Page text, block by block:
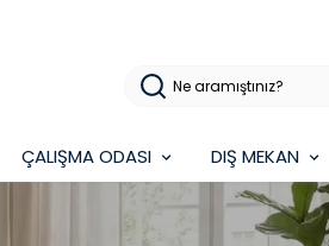
ÇALIŞMA ODASI DIŞ MEKAN